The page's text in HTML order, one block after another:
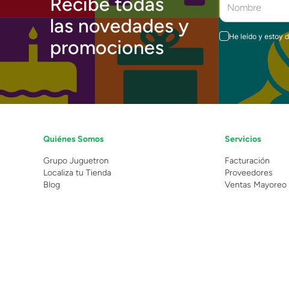
las novedades y
promociones
He leído y estoy
Quiénes Somos
Grupo Juguetron
Localiza tu Tienda
Blog
Servicios
Facturación
Proveedores
Ventas Mayoreo